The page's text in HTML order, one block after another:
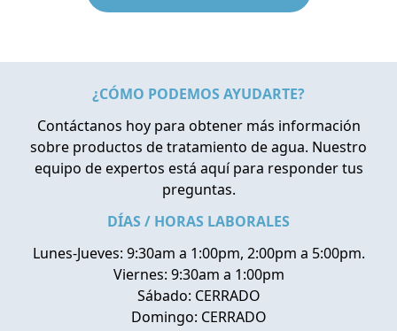
¿CÓMO PODEMOS AYUDARTE?
Contáctanos hoy para obtener más información
sobre productos de tratamiento de agua. Nuestro
equipo de expertos está aquí para responder tus
preguntas.
DÍAS / HORAS LABORALES
Lunes-Jueves: 9:30am a 1:00pm, 2:00pm a 5:00pm.
Viernes: 9:30am a 1:00pm
Sábado: CERRADO
Domingo: CERRADO